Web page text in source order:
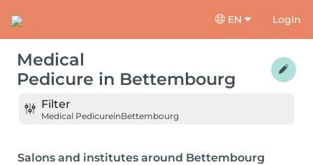
EN Login
Medical
Pedicure in Bettembourg
Filter
Medical PedicureinBettembourg
Salons and institutes around Bettembourg